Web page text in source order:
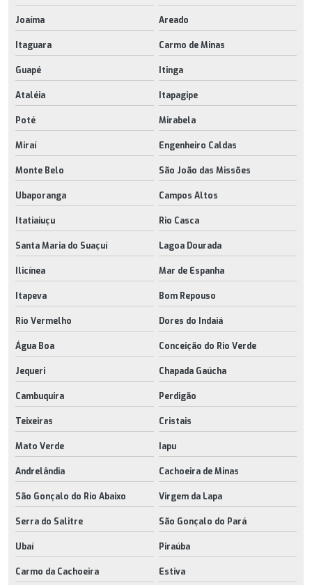
Joaíma Areado
Itaguara Carmo de Minas
Guapé Itinga
Ataléia Itapagipe
Poté Mirabela
Miraí Engenheiro Caldas
Monte Belo São João das Missões
Ubaporanga Campos Altos
Itatiaiuçu Rio Casca
Santa Maria do Suaçuí Lagoa Dourada
Ilicínea Mar de Espanha
Itapeva Bom Repouso
Rio Vermelho Dores do Indaiá
Água Boa Conceição do Rio Verde
Jequeri Chapada Gaúcha
Cambuquira Perdigão
Teixeiras Cristais
Mato Verde Iapu
Andrelândia Cachoeira de Minas
São Gonçalo do Rio Abaixo Virgem da Lapa
Serra do Salitre São Gonçalo do Pará
Ubaí Piraúba
Carmo da Cachoeira Estiva